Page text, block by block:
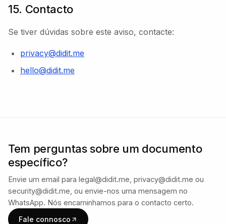
15. Contacto
Se tiver dúvidas sobre este aviso, contacte:
privacy@didit.me
hello@didit.me
Tem perguntas sobre um documento
específico?
Envie um email para legal@didit.me, privacy@didit.me ou
security@didit.me, ou envie-nos uma mensagem no
WhatsApp. Nós encaminhamos para o contacto certo.
Fale connosco